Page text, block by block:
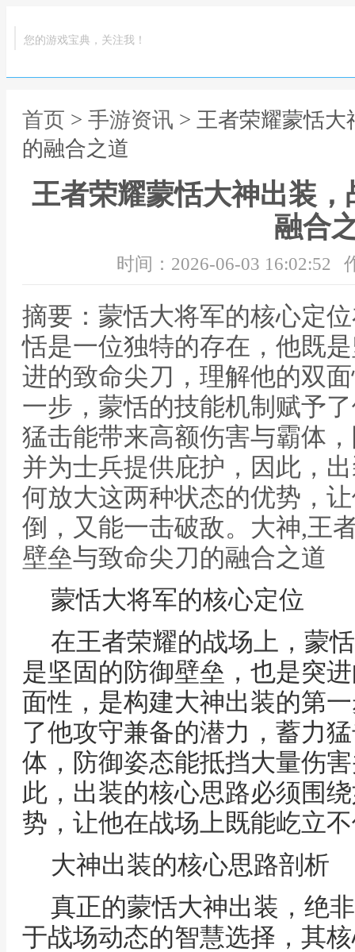
您的游戏宝典，关注我！
首页 > 手游资讯 > 王者荣耀蒙恬
的融合之道
王者荣耀蒙恬大神出装
融合
时间：2026-06-03 16:02:52
摘要：蒙恬大将军的核心定
恬是一位独特的存在，他既
进的致命尖刀，理解他的双
一步，蒙恬的技能机制赋予
猛击能带来高额伤害与霸体
并为士兵提供庇护，因此，
何放大这两种状态的优势，
倒，又能一击破敌。大神,王
壁垒与致命尖刀的融合之道
蒙恬大将军的核心定位
在王者荣耀的战场上，蒙
是坚固的防御壁垒，也是突
面性，是构建大神出装的第
了他攻守兼备的潜力，蓄力
体，防御姿态能抵挡大量伤
此，出装的核心思路必须围
势，让他在战场上既能屹立
大神出装的核心思路剖析
真正的蒙恬大神出装，绝
于战场动态的智慧选择，其